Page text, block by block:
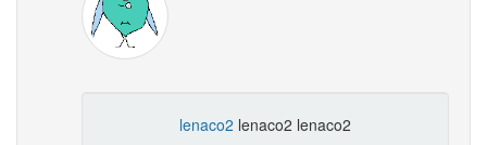
lenaco2 lenaco2 lenaco2